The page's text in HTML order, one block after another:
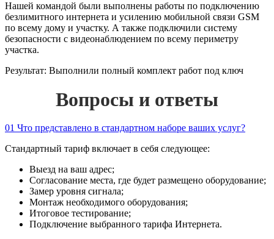
Нашей командой были выполнены работы по подключению
безлимитного интернета и усилению мобильной связи GSM
по всему дому и участку. А также подключили систему
безопасности с видеонаблюдением по всему периметру
участка.
Результат: Выполнили полный комплект работ под ключ
Вопросы и ответы
01 Что представлено в стандартном наборе ваших услуг?
Стандартный тариф включает в себя следующее:
Выезд на ваш адрес;
Согласование места, где будет размещено оборудование;
Замер уровня сигнала;
Монтаж необходимого оборудования;
Итоговое тестирование;
Подключение выбранного тарифа Интернета.